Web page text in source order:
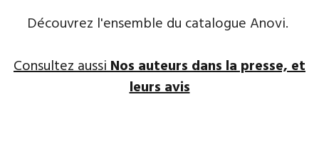
Découvrez l'ensemble du catalogue Anovi.
Consultez aussiNos auteurs dans la presse, et
leurs avis